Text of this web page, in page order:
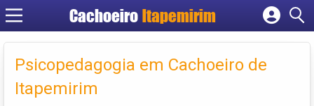
Cachoeiro Itapemirim
Cadastrar empresa
Criar conta
Psicopedagogia em Cachoeiro de
Itapemirim